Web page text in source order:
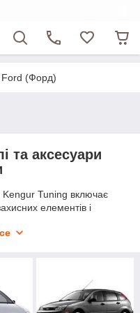
Ford (Форд)
та аксесуари
Kengur Tuning включає
елементів і
оновлення зовнішності
— Mustang, Focus,
транспорт: Transit і